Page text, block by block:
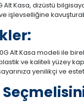
Kasa, dizüstü
işlevselliğine
Alt Kasa modeli ile
ve kaliteli yüzey
yenilikçi ve